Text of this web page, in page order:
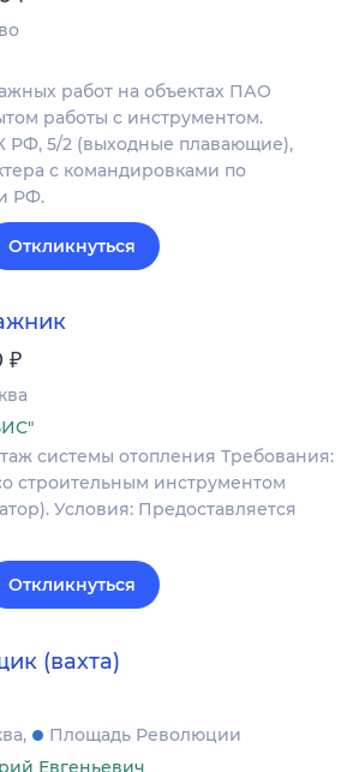
работ на объектах ПАО
работы с инструментом.
РФ, 5/2 (выходные плавающие),
с командировками по
РФ.
Откликнуться
₽
системы отопления Требования:
строительным инструментом
Условия: Предоставляется
Откликнуться
(вахта)
Площадь Революции
Евгеньевич